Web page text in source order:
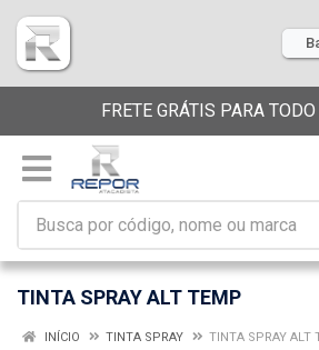
FRETE GRÁTIS PARA
TINTA SPRAY ALT TEMP
INÍCIO TINTA SPRAY TINTA SPRAY ALT